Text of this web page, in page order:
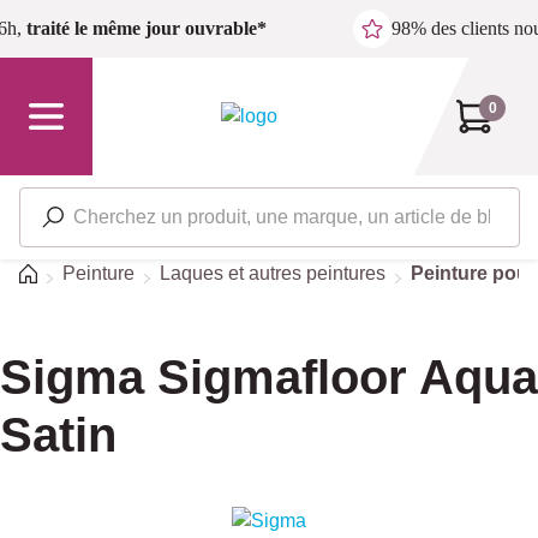
Passer au contenu principal
traité le même jour ouvrable* 98% des clients
0
Accueil
Peinture Laques et autres peintures Peinture
Sigma Sigmafloor Aqua
Satin